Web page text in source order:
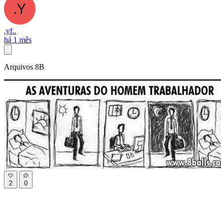
.yf..
há 1 mês
Arquivos 8B
2 0